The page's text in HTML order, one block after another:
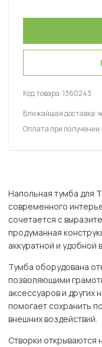
Код товара:1360243
Ближайшая доставка:
Оплата при получении
Напольная тумба для
современного
сочетается с
продуманная
аккуратной и удобной
Тумба оборудована
позволяющими
аксессуаров и
помогает сохранить
внешних воздействий.
Створки